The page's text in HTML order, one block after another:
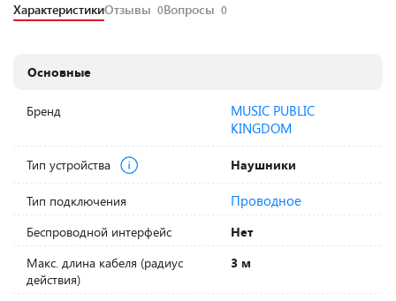
ХарактеристикиОтзывы 0Вопросы 0
Основные
Бренд
MUSIC PUBLIC
KINGDOM
Тип устройства Наушники
Тип подключения Проводное
Беспроводной интерфейс
Нет
Макс. длина кабеля (радиус
действия)
3 м